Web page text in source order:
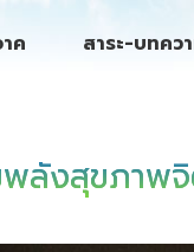
ค สาระ-บทคว
ลังสุขภาพ